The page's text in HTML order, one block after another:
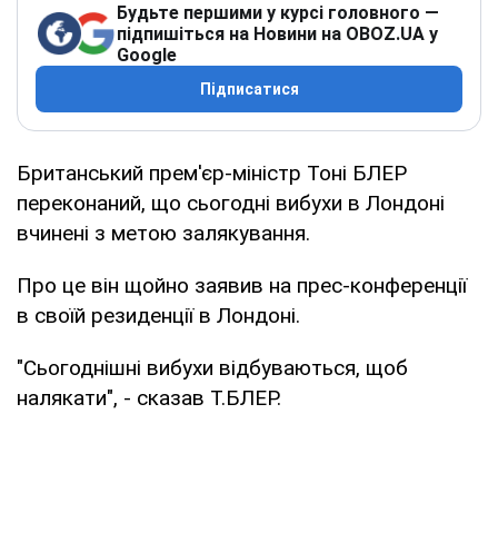
Будьте першими у курсі головного —
підпишіться на Новини на OBOZ.UA у
Google
Підписатися
Британський прем'єр-міністр Тоні БЛЕР
переконаний, що сьогодні вибухи в Лондоні
вчинені з метою залякування.
Про це він щойно заявив на прес-конференції
в своїй резиденції в Лондоні.
"Сьогоднішні вибухи відбуваються, щоб
налякати", - сказав Т.БЛЕР.